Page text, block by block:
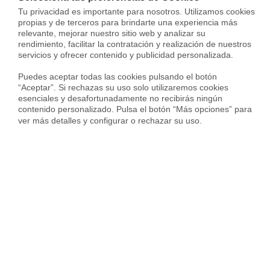
Tu privacidad es importante para nosotros. Utilizamos cookies
propias y de terceros para brindarte una experiencia más
relevante, mejorar nuestro sitio web y analizar su
rendimiento, facilitar la contratación y realización de nuestros
servicios y ofrecer contenido y publicidad personalizada.
Puedes aceptar todas las cookies pulsando el botón
“Aceptar”. Si rechazas su uso solo utilizaremos cookies
esenciales y desafortunadamente no recibirás ningún
contenido personalizado. Pulsa el botón “Más opciones” para
ver más detalles y configurar o rechazar su uso.
Venta Pisos en Retiro
Venta Pisos en Usera